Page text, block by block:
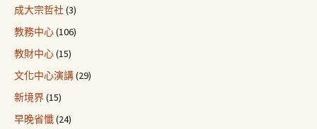
成大宗哲社(3)
教務中心(106)
教財中心(15)
文化中心演講(29)
新境界(15)
早晚省懺(24)